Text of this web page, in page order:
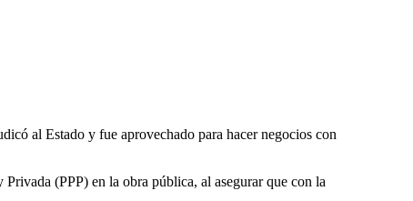
al Estado y fue aprovechado para hacer negocios con
(PPP) en la obra pública, al asegurar que con la